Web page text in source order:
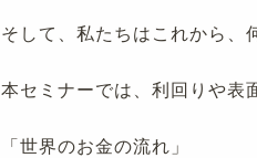
そして、私たちはこれから、
本セミナーでは、利回りや表
「世界のお金の流れ」